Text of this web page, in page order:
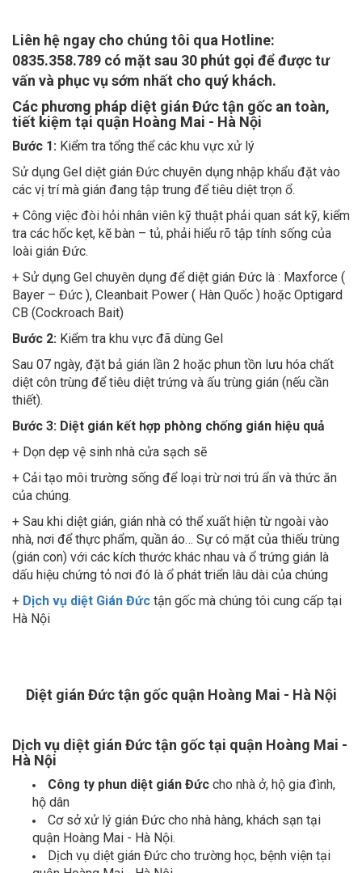
Liên hệ ngay cho chúng tôi qua Hotline:
0835.358.789 có mặt sau 30 phút gọi để được tư
vấn và phục vụ sớm nhất cho quý khách.
Các phương pháp diệt gián Đức tận gốc an toàn,
tiết kiệm tại quận Hoàng Mai - Hà Nội
Bước 1: Kiểm tra tổng thể các khu vực xử lý
Sử dụng Gel diệt gián Đức chuyên dụng nhập khẩu đặt vào
các vị trí mà gián đang tập trung để tiêu diệt trọn ổ.
+ Công việc đòi hỏi nhân viên kỹ thuật phải quan sát kỹ, kiểm
tra các hốc kẹt, kẽ bàn – tủ, phải hiểu rõ tập tính sống của
loài gián Đức.
+ Sử dụng Gel chuyên dụng để diệt gián Đức là : Maxforce (
Bayer – Đức ), Cleanbait Power ( Hàn Quốc ) hoặc Optigard
CB (Cockroach Bait)
Bước 2: Kiểm tra khu vực đã dùng Gel
Sau 07 ngày, đặt bả gián lần 2 hoặc phun tồn lưu hóa chất
diệt côn trùng để tiêu diệt trứng và ấu trùng gián (nếu cần
thiết).
Bước 3: Diệt gián kết hợp phòng chống gián hiệu quả
+ Dọn dẹp vệ sinh nhà cửa sạch sẽ
+ Cải tạo môi trường sống để loại trừ nơi trú ẩn và thức ăn
của chúng.
+ Sau khi diệt gián, gián nhà có thể xuất hiện từ ngoài vào
nhà, nơi để thực phẩm, quần áo… Sự có mặt của thiếu trùng
(gián con) với các kích thước khác nhau và ổ trứng gián là
dấu hiệu chứng tỏ nơi đó là ổ phát triển lâu dài của chúng
Dịch vụ diệt Gián Đức
tận gốc mà chúng tôi cung cấp tại
Hà Nội
Diệt gián Đức tận gốc quận Hoàng Mai - Hà Nội
Dịch vụ diệt gián Đức tận gốc tại quận Hoàng Mai -
Hà Nội
Công ty phun diệt gián Đức
cho nhà ở, hộ gia đình,
hộ dân
Cơ sở xử lý gián Đức cho nhà hàng, khách sạn tại
quận Hoàng Mai - Hà Nội.
Dịch vụ diệt gián Đức cho trường học, bệnh viện tại
quận Hoàng Mai - Hà Nội.